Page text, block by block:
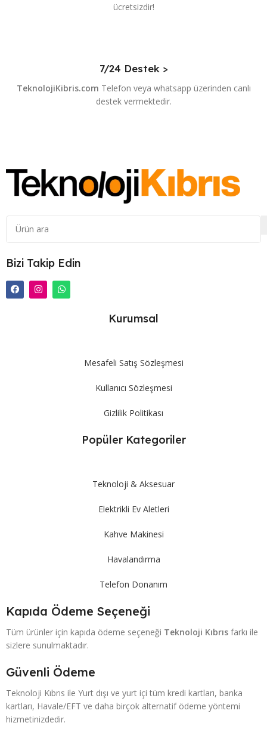
ücretsizdir!
7/24 Destek >
TeknolojiKibris.com Telefon veya whatsapp üzerinden canlı
destek vermektedir.
Bizi Takip Edin
Kurumsal
Mesafeli Satış Sözleşmesi
Kullanıcı Sözleşmesi
Gizlilik Politikası
Popüler Kategoriler
Teknoloji & Aksesuar
Elektrikli Ev Aletleri
Kahve Makinesi
Havalandırma
Telefon Donanım
Kapıda Ödeme Seçeneği
Tüm ürünler için kapıda ödeme seçeneği Teknoloji Kıbrıs farkı ile
sizlere sunulmaktadır.
Güvenli Ödeme
Teknoloji Kıbrıs ile Yurt dışı ve yurt içi tüm kredi kartları, banka
kartları, Havale/EFT ve daha birçok alternatif ödeme yöntemi
hizmetinizdedir.